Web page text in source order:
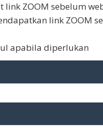
link ZOOM sebelum
link ZOOM
apabila diperlukan